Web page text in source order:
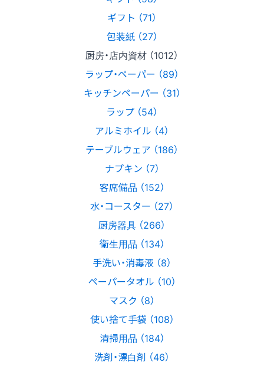
ギフト （71）
包装紙 （27）
厨房・店内資材 （1012）
ラップ・ペーパー （89）
キッチンペーパー （31）
ラップ （54）
アルミホイル （4）
テーブルウェア （186）
ナプキン （7）
客席備品 （152）
水・コースター （27）
厨房器具 （266）
衛生用品 （134）
手洗い・消毒液 （8）
ペーパータオル （10）
マスク （8）
使い捨て手袋 （108）
清掃用品 （184）
洗剤・漂白剤 （46）